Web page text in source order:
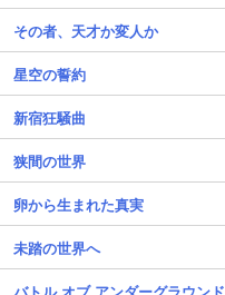
その者、天才か変人か
星空の誓約
新宿狂騒曲
狭間の世界
卵から生まれた真実
未踏の世界へ